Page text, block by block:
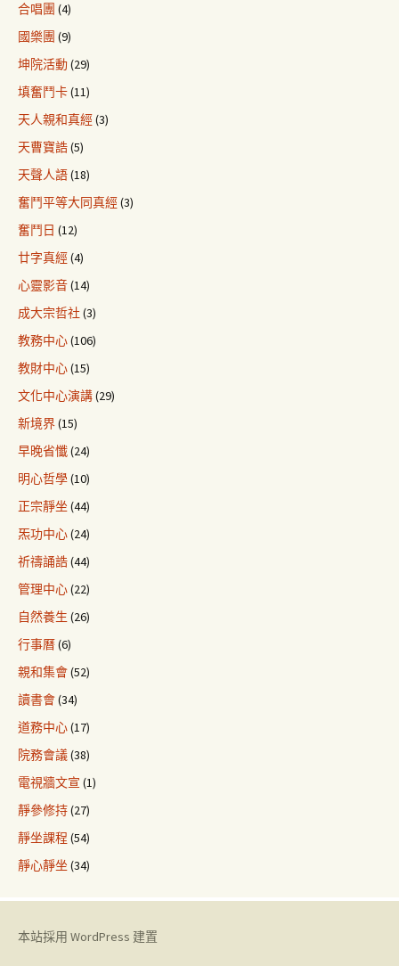
合唱團 (4)
國樂團 (9)
坤院活動(29)
填奮鬥卡(11)
天人親和真經(3)
天曹寶誥(5)
天聲人語(18)
奮鬥平等大同真經(3)
奮鬥日 (12)
廿字真經(4)
心靈影音(14)
成大宗哲社(3)
教務中心(106)
教財中心(15)
文化中心演講(29)
新境界(15)
早晚省懺(24)
明心哲學(10)
正宗靜坐 (44)
炁功中心(24)
祈禱誦誥(44)
管理中心(22)
自然養生 (26)
行事曆(6)
親和集會(52)
讀書會(34)
道務中心(17)
院務會議(38)
電視牆文宣 (1)
靜參修持(27)
靜坐課程 (54)
靜心靜坐 (34)
本站採用 WordPress 建置